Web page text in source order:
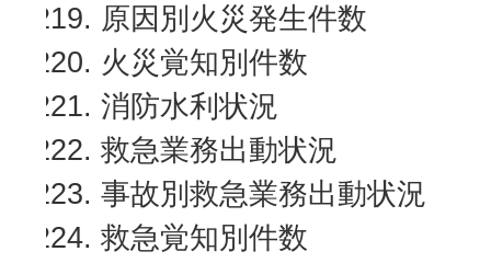
原因別火災発生件数
火災覚知別件数
消防水利状況
救急業務出動状況
事故別救急業務出動状況
救急覚知別件数